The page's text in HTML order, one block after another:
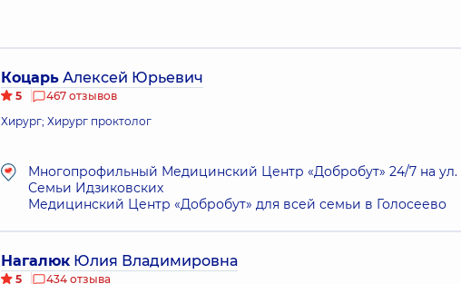
Коцарь Алексей Юрьевич
5
467 отзывов
Хирург; Хирург проктолог
Многопрофильный Медицинский Центр «Добробут» 24/7 на ул.
Семьи Идзиковских
Медицинский Центр «Добробут» для всей семьи в Голосеево
Нагалюк Юлия Владимировна
5
434 отзыва